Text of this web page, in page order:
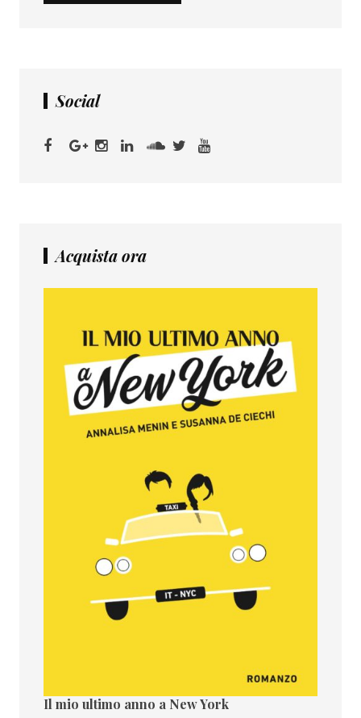
Social
Acquista ora
Il mio ultimo anno a New York